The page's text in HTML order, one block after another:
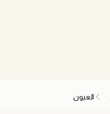
العيون